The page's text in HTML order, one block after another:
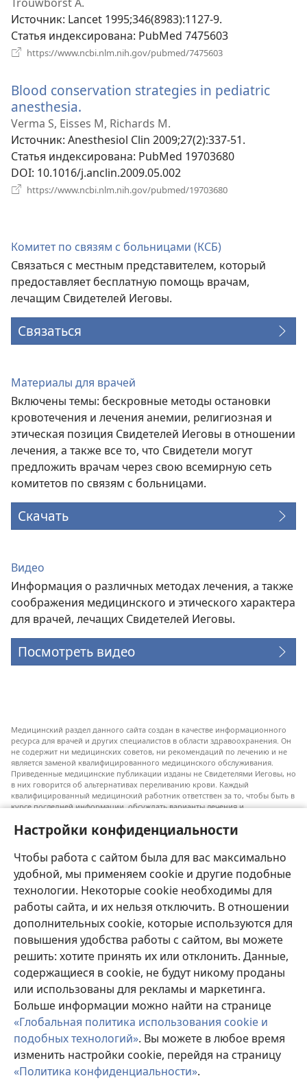
Настройки конфиденциальности
Чтобы работа с сайтом была для вас максимально
удобной, мы применяем cookie и другие подобные
технологии. Некоторые cookie необходимы для
работы сайта, и их нельзя отключить. В отношении
дополнительных cookie, которые используются для
повышения удобства работы с сайтом, вы можете
решить: хотите принять их или отклонить. Данные,
содержащиеся в cookie, не будут никому проданы
или использованы для рекламы и маркетинга.
Больше информации можно найти на странице
«Глобальная политика использования cookie и
подобных технологий». Вы можете в любое время
изменить настройки cookie, перейдя на страницу
«Политика конфиденциальности».
окне)
Источник‎: Lancet 1995;346(8983):1127-9.
Статья индексирована‎: PubMed 7475603
https://www.ncbi.nlm.nih.gov/pubmed/7475603
окне)
Blood conservation strategies in pediatric
anesthesia.
в
новом
окне)
Verma S, Eisses M, Richards M.
Источник‎: Anesthesiol Clin 2009;27(2):337-51.
Статья индексирована‎: PubMed 19703680
DOI‎: 10.1016/j.anclin.2009.05.002
https://www.ncbi.nlm.nih.gov/pubmed/19703680
Комитет по связям с больницами (КСБ)
Связаться с местным представителем, который
предоставляет бесплатную помощь врачам,
лечащим Свидетелей Иеговы.
Связаться
Материалы для врачей
Включены темы: бескровные методы остановки
кровотечения и лечения анемии, религиозная и
этическая позиция Свидетелей Иеговы в отношении
лечения, а также все то, что Свидетели могут
предложить врачам через свою всемирную сеть
комитетов по связям с больницами.
Скачать
Видео
Информация о различных методах лечения, а также
соображения медицинского и этического характера
для врачей, лечащих Свидетелей Иеговы.
Посмотреть видео
Медицинский раздел данного сайта создан в качестве информационного
ресурса для врачей и других специалистов в области здравоохранения. Он
не содержит ни медицинских советов, ни рекомендаций по лечению и не
является заменой квалифицированного медицинского обслуживания.
Приведенные медицинские публикации изданы не Свидетелями Иеговы, но
в них говорится об альтернативах переливанию крови. Каждый
квалифицированный медицинский работник ответствен за то, чтобы быть в
курсе последней информации, обсуждать варианты лечения и
с их состоянием, желаниями, ценностями и религиозными взглядами.
Не все перечисленные методы лечения подходят для каждого пациента.
Для пациентов. Всегда обращайтесь к врачу или другому
квалифицированному медицинскому работнику по вопросам, связанным с
вашим состоянием здоровья или методами лечения. Если вы заболели,
проконсультируйтесь с врачом.
Использование данного сайта определяется «Условиями использования».
Настроить внешний вид
Copyright© 2026 Watch Tower Bible and Tract Society of Pennsylvania.
УСЛОВИЯ ИСПОЛЬЗОВАНИЯ|ПОЛИТИКА
КОНФИДЕНЦИАЛЬНОСТИ|НАСТРОЙКИ
КОНФИДЕНЦИАЛЬНОСТИ